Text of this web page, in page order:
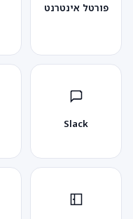
פורטל אינטרנט
Slack